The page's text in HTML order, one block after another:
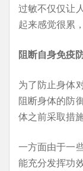
过敏不仅仅让
起来感觉很累
阻断自身免疫
为了防止身体
阻断身体的防
体之前采取措施
一方面由于一
能充分发挥功